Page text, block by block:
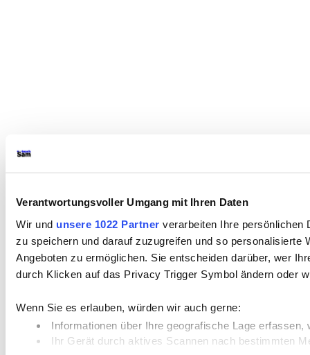
Verantwortungsvoller Umgang mit Ihren Daten
Wir und unsere 1022 Partner verarbeiten Ihre persönlichen
zu speichern und darauf zuzugreifen und so personalisierte
Angeboten zu ermöglichen. Sie entscheiden darüber, wer
durch Klicken auf das Privacy Trigger Symbol ändern oder
Wenn Sie es erlauben, würden wir auch gerne:
Informationen über Ihre geografische Lage
Ihr Gerät durch aktives Scannen nach bestimmten